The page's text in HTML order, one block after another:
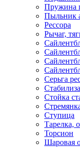
Пружина
Пыльник
Рессора
Рычаг,
Серьга
Стойка
Ступица
Тарелка,
Торсион
Шаровая